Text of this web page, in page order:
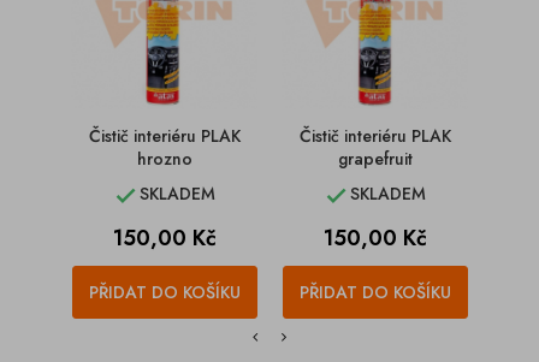
Čistič interiéru PLAK
hrozno
SKLADEM
Cena
150,00 Kč
PŘIDAT DO KOŠÍKU
Čistič interiéru PLAK
grapefruit
SKLADEM
Cena
150,00 Kč
PŘIDAT DO KOŠÍKU